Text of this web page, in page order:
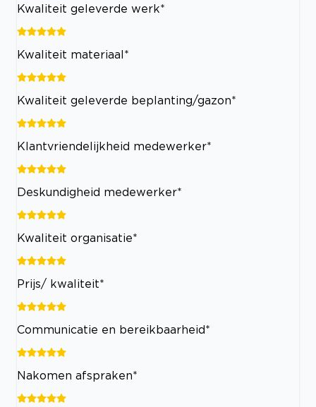
Kwaliteit geleverde werk*
Kwaliteit materiaal*
Kwaliteit geleverde beplanting/gazon*
Klantvriendelijkheid medewerker*
Deskundigheid medewerker*
Kwaliteit organisatie*
Prijs/ kwaliteit*
Communicatie en bereikbaarheid*
Nakomen afspraken*